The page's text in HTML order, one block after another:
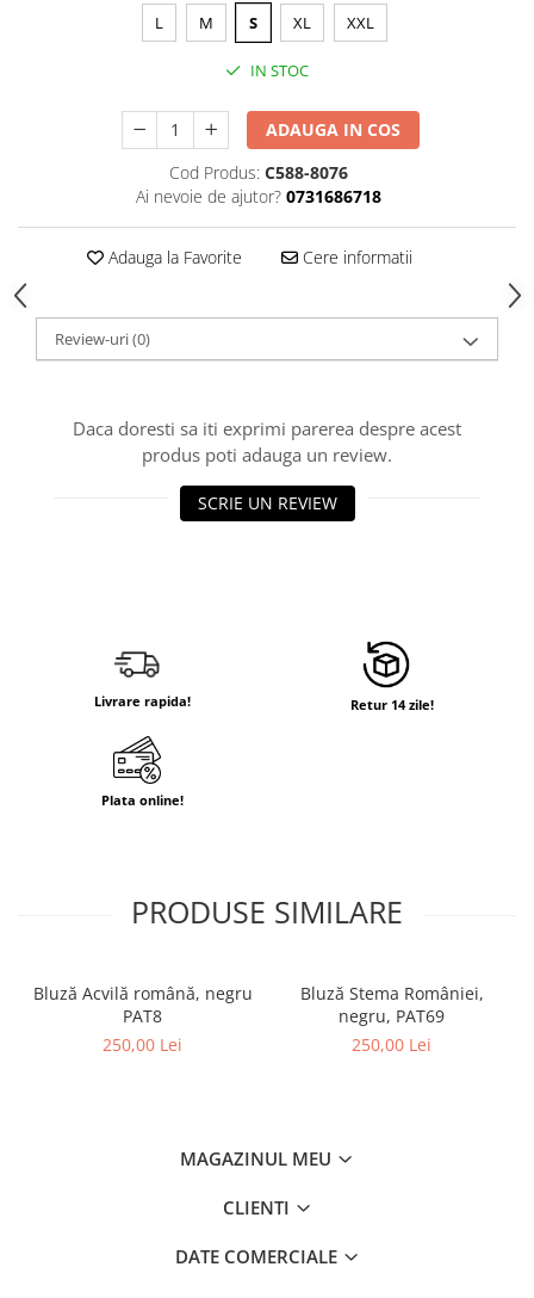
L M S XL XXL
IN STOC
ADAUGA IN COS
Cod Produs: C588-8076
Ai nevoie de ajutor? 0731686718
Adauga la Favorite Cere informatii
Review-uri(0)
Daca doresti sa iti exprimi parerea despre acest
produs poti adauga un review.
SCRIE UN REVIEW
Livrare rapida! Retur 14 zile!
Plata online!
PRODUSE SIMILARE
Bluză Acvilă română, negru
PAT8
250,00 Lei
Bluză Stema României,
negru, PAT69
250,00 Lei
MAGAZINUL MEU
CLIENTI
DATE COMERCIALE